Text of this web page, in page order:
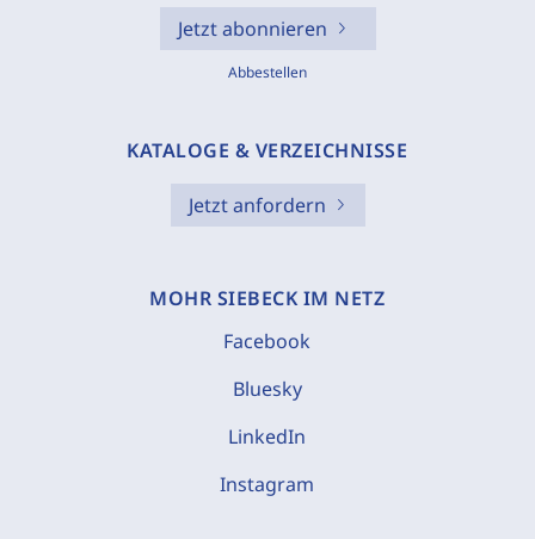
Jetzt abonnieren
Abbestellen
KATALOGE & VERZEICHNISSE
Jetzt anfordern
MOHR SIEBECK IM NETZ
Facebook
Bluesky
LinkedIn
Instagram